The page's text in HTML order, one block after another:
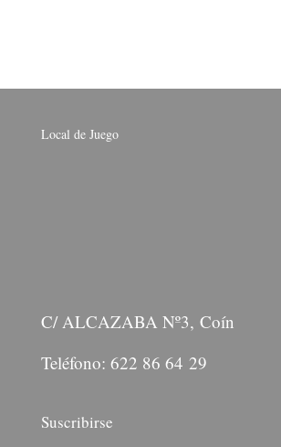
Local de Juego
C/ ALCAZABA Nº3, Coín
Teléfono: 622 86 64 29
Suscribirse